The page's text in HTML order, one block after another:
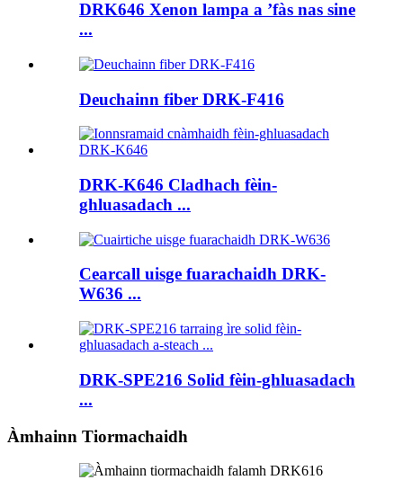
DRK646 Xenon lampa a ’fàs nas sine
...
Deuchainn fiber DRK-F416
DRK-K646 Cladhach fèin-
ghluasadach ...
Cearcall uisge fuarachaidh DRK-
W636 ...
DRK-SPE216 Solid fèin-ghluasadach
...
Àmhainn Tiormachaidh